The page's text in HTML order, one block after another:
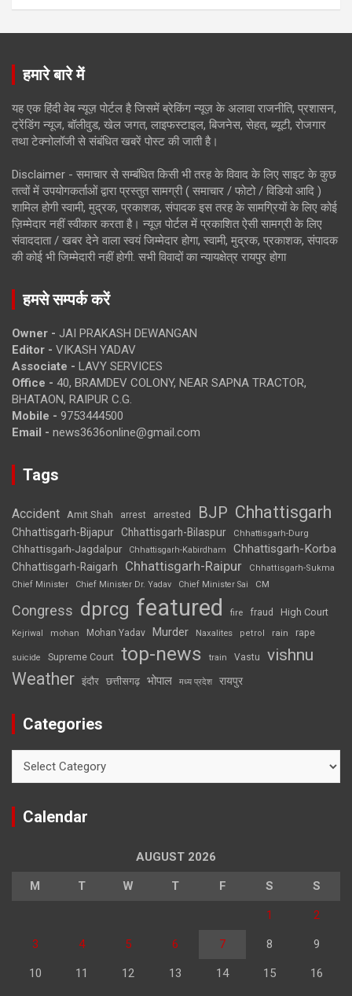
हमारे बारे में
यह एक हिंदी वेब न्यूज़ पोर्टल है जिसमें ब्रेकिंग न्यूज़ के अलावा राजनीति, प्रशासन,
ट्रेंडिंग न्यूज, बॉलीवुड, खेल जगत, लाइफस्टाइल, बिजनेस, सेहत, ब्यूटी, रोजगार
तथा टेक्नोलॉजी से संबंधित खबरें पोस्ट की जाती है।
Disclaimer - समाचार से सम्बंधित किसी भी तरह के विवाद के लिए साइट के कुछ
तत्वों में उपयोगकर्ताओं द्वारा प्रस्तुत सामग्री ( समाचार / फोटो / विडियो आदि )
शामिल होगी स्वामी, मुद्रक, प्रकाशक, संपादक इस तरह के सामग्रियों के लिए कोई
ज़िम्मेदार नहीं स्वीकार करता है। न्यूज़ पोर्टल में प्रकाशित ऐसी सामग्री के लिए
संवाददाता / खबर देने वाला स्वयं जिम्मेदार होगा, स्वामी, मुद्रक, प्रकाशक, संपादक
की कोई भी जिम्मेदारी नहीं होगी. सभी विवादों का न्यायक्षेत्र रायपुर होगा
हमसे सम्पर्क करें
Owner - JAI PRAKASH DEWANGAN
Editor - VIKASH YADAV
Associate - LAVY SERVICES
Office - 40, BRAMDEV COLONY, NEAR SAPNA TRACTOR,
BHATAON, RAIPUR C.G.
Mobile - 9753444500
Email - news3636online@gmail.com
Tags
Accident Amit Shah arrest arrested BJP Chhattisgarh
Chhattisgarh-Bijapur Chhattisgarh-Bilaspur Chhattisgarh-Durg
Chhattisgarh-Jagdalpur Chhattisgarh-Kabirdham Chhattisgarh-Korba
Chhattisgarh-Raigarh Chhattisgarh-Raipur
Chhattisgarh-Sukma
Chief Minister
Chief Minister Dr. Yadav Chief Minister Sai CM
Congress dprcg featured fire fraud High Court
Kejriwal mohan Mohan Yadav Murder Naxalites petrol rain rape
suicide Supreme Court top-news train Vastu vishnu
Weather इंदौर छत्तीसगढ़ भोपाल मध्य प्रदेश रायपुर
Categories
Calendar
AUGUST 2026
M T W T F S S
1 2
3 4 5 6 7 8 9
10 11 12 13 14 15 16